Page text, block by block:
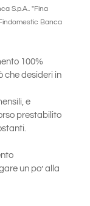
S.p.A.. "Fina
Banca
100%
che desideri in
e
prestabilito
un po’ alla